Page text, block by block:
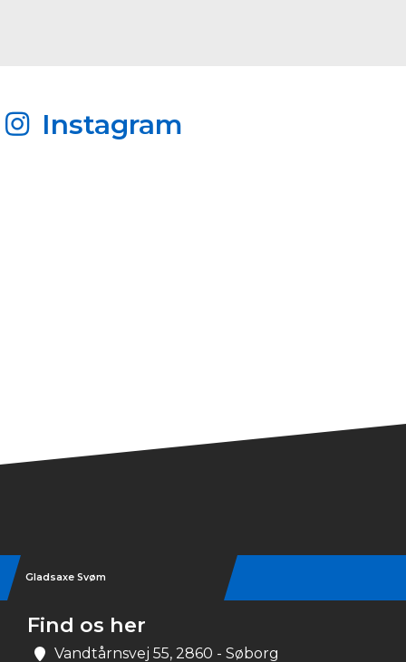
Instagram
Gladsaxe Svøm
Find os her
Vandtårnsvej 55, 2860 - Søborg